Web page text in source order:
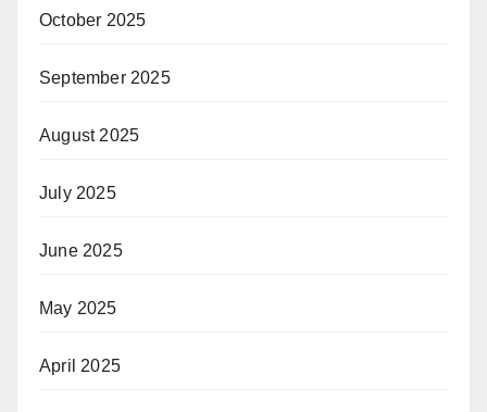
October 2025
September 2025
August 2025
July 2025
June 2025
May 2025
April 2025